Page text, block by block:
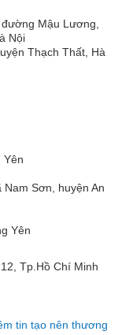
Mậu Lương,
Nội
Thạch Thất, Hà
Yên
Sơn, huyện An
Yên
Tp.Hồ Chí Minh
tin tạo nên thương